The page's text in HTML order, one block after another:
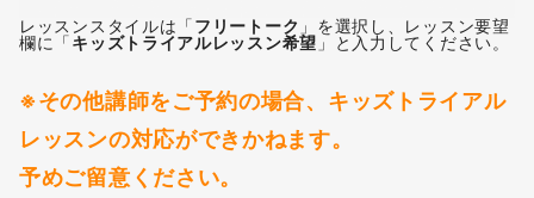
レッスンスタイルは「フリートーク 」を選択し、レッスン要望
欄に「キッズトライアルレッスン希望 」と入力してください。
※その他講師をご予約の場合、キッズトライアル
レッスンの対応ができかねます。
予めご留意ください。